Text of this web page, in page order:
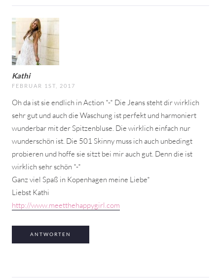
Kathi
FEBRUAR 1ST, 2017
Oh da ist sie endlich in Action *-* Die Jeans steht dir wirklich
sehr gut und auch die Waschung ist perfekt und harmoniert
wunderbar mit der Spitzenbluse. Die wirklich einfach nur
wunderschön ist. Die 501 Skinny muss ich auch unbedingt
probieren und hoffe sie sitzt bei mir auch gut. Denn die ist
wirklich sehr schön *-*
Ganz viel Spaß in Kopenhagen meine Liebe*
Liebst Kathi
http://www.meetthehappygirl.com
ANTWORTEN